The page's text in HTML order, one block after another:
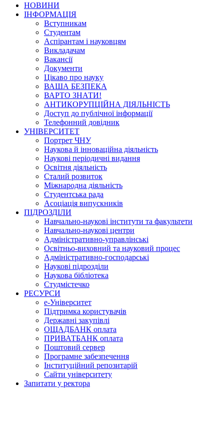
НОВИНИ
ІНФОРМАЦІЯ
Вступникам
Студентам
Аспірантам і науковцям
Викладачам
Вакансії
Документи
Цікаво про науку
ВАША БЕЗПЕКА
ВАРТО ЗНАТИ!
АНТИКОРУПЦІЙНА ДІЯЛЬНІСТЬ
Доступ до публічної інформації
Телефонний довідник
УНІВЕРСИТЕТ
Портрет ЧНУ
Наукова й інноваційна діяльність
Наукові періодичні видання
Освітня діяльність
Сталий розвиток
Міжнародна діяльність
Студентська рада
Асоціація випускників
ПІДРОЗДІЛИ
Навчально-наукові інститути та факультети
Навчально-наукові центри
Адміністративно-управлінські
Освітньо-виховний та науковий процес
Адміністративно-господарські
Наукові підрозділи
Наукова бібліотека
Студмістечко
РЕСУРСИ
е-Університет
Підтримка користувачів
Державні закупівлі
ОЩАДБАНК оплата
ПРИВАТБАНК оплата
Поштовий сервер
Програмне забезпечення
Інституційний репозитарій
Сайти університету
Запитати у ректора